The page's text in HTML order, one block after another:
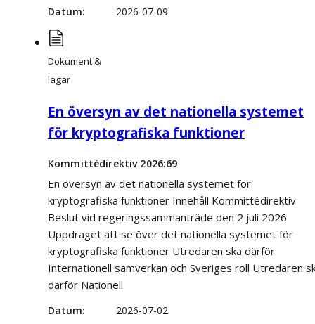
Datum 2026-07-09
Dokument &
lagar
En översyn av det nationella systemet
för kryptografiska funktioner
Kommittédirektiv 2026:69
En översyn av det nationella systemet för
kryptografiska funktioner Innehåll Kommittédirektiv
Beslut vid regeringssammanträde den 2 juli 2026
Uppdraget att se över det nationella systemet för
kryptografiska funktioner Utredaren ska därför
Internationell samverkan och Sveriges roll Utredaren
därför Nationell
Datum 2026-07-02